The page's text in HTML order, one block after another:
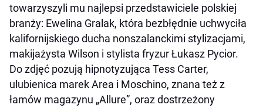
towarzyszyli mu najlepsi przedstawiciele polskiej
branży: Ewelina Gralak, która bezbłędnie uchwyciła
kalifornijskiego ducha nonszalanckimi stylizacjami,
makijażysta Wilson i stylista fryzur Łukasz Pycior.
Do zdjęć pozują hipnotyzująca Tess Carter,
ulubienica marek Area i Moschino, znana też z
łamów magazynu „Allure”, oraz dostrzeżony